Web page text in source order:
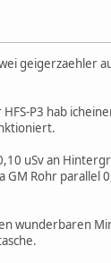
geigerzaehler
P3 hab
uSv an
Rohr parallel
wunderbaren